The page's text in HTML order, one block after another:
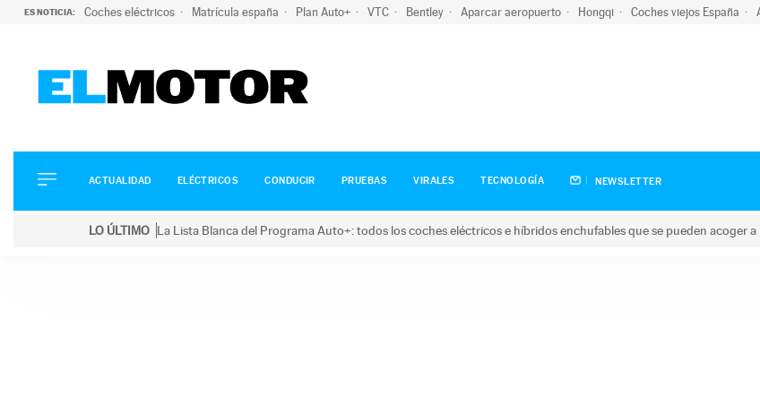
ES NOTICIA: Coches eléctricos Matrícula españa Plan Auto+ VTC Bentley Aparcar aeropuerto Hongqi Coches viejos España
ELÉCTRICOS
CONDUCIR
ACTUALIDAD ELÉCTRICOS CONDUCIR PRUEBAS VIRALES TECNOLOGÍA NEWSLETTER
LO ÚLTIMO La Lista Blanca del Programa Auto+: todos los coches eléctricos e híbridos enchufables que se pueden acoger a